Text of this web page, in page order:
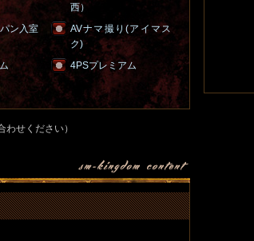
西）
ン入室
AVナマ撮り(アイマス
ク)
4PSプレミアム
せください）